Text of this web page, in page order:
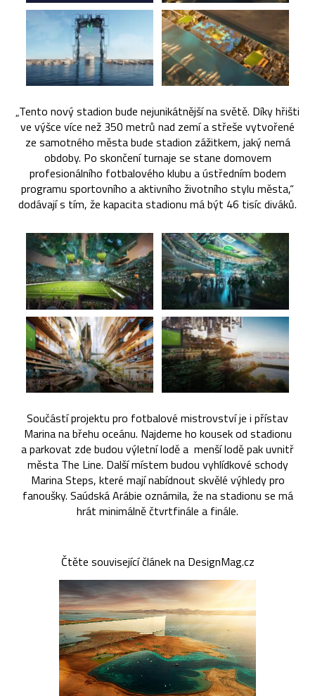
„Tento nový stadion bude nejunikátnější na světě. Díky hřišti
ve výšce více než 350 metrů nad zemí a střeše vytvořené
ze samotného města bude stadion zážitkem, jaký nemá
obdoby. Po skončení turnaje se stane domovem
profesionálního fotbalového klubu a ústředním bodem
programu sportovního a aktivního životního stylu města,“
dodávají s tím, že kapacita stadionu má být 46 tisíc diváků.
Součástí projektu pro fotbalové mistrovství je i přístav
Marina na břehu oceánu. Najdeme ho kousek od stadionu
a parkovat zde budou výletní lodě a menší lodě pak uvnitř
města The Line. Další místem budou vyhlídkové schody
Marina Steps, které mají nabídnout skvělé výhledy pro
fanoušky. Saúdská Arábie oznámila, že na stadionu se má
hrát minimálně čtvrtfinále a finále.
Čtěte související článek na DesignMag.cz